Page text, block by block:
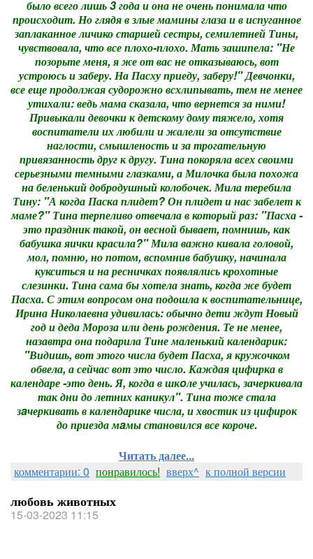
было всего лишь 3 года и она не очень понимала что
происходит. Но глядя в злые мамины глаза и в испуганное
заплаканное личико старшей сестры, семилетней Тины,
чувствовала, что все плохо-плохо. Мать зашипела: "Не
позорьте меня, я же от вас не отказываюсь, вот
устроюсь и заберу. На Пасху приеду, заберу!" Девчонки,
все еще продолжая судорожно всхлипывать, тем не менее
утихали: ведь мама сказала, что вернется за ними!
Привыкали девочки к детскому дому тяжело, хотя
воспитатели их любили и жалели за отсутствие
наглости, смышленость и за трогательную
привязанность друг к другу. Тина покоряла всех своими
серьезными темными глазками, а Милочка была похожа
на беленький добродушный колобочек. Мила теребила
Тину: "А когда Паска плидет? Он плидет и нас забелет к
маме?" Тина терпеливо отвечала в который раз: "Пасха -
это праздник такой, он весной бывает, помнишь, как
бабушка яички красила?" Мила важно кивала головой,
мол, помню, но потом, вспомнив бабушку, начинала
кукситься и на ресничках появлялись крохотные
слезинки. Тина сама бы хотела знать, когда же будет
Пасха. С этим вопросом она подошла к воспитательнице,
Ирина Николаевна удивилась: обычно дети ждут Новый
год и деда Мороза или день рождения. Те не менее,
назавтра она подарила Тине маленький календарик:
"Видишь, вот этого числа будет Пасха, я кружочком
обвела, а сейчас вот это число. Каждая цифирка в
календаре -это день. Я, когда в шкoле училась, зачеркивала
так дни до летних каникул". Тина тоже стала
зaчеркивать в календарике числа, и хвостик из цифирок
до приезда мaмы становился все короче.
Читать далее...
комментарии: 0 понравилось! вверх^ к полной версии
любовь животных
15-03-2023 11:15